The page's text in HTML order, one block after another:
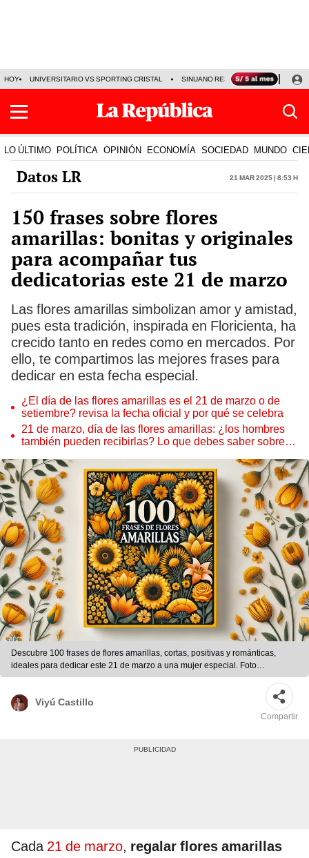
HOY UNIVERSITARIO VS SPORTING CRISTAL SINUANO RESULTADOS HOY
LO ÚLTIMO POLÍTICA OPINIÓN ECONOMÍA SOCIEDAD MUNDO
Datos LR 21 Mar 2025 | 8:53 h
150 frases sobre flores
amarillas: bonitas y originales
para acompañar tus
dedicatorias este 21 de marzo
Las flores amarillas simbolizan amor y amistad,
pues esta tradición, inspirada en Floricienta, ha
crecido tanto en redes como en mercados. Por
ello, te compartimos las mejores frases para
dedicar en esta fecha especial.
¿El día de las flores amarillas es el 21 de marzo o de
setiembre? revisa la fecha oficial y por qué se celebra
21 de marzo, día de las flores amarillas: ¿los hombres
también pueden recibirlas? Lo que debes saber sobre
Descubre 100 frases de flores amarillas, cortas, positivas y románticas,
ideales para dedicar este 21 de marzo a una mujer especial. Foto
Composición LR/IA
Viyú Castillo
Compartir
Cada 21 de marzo, regalar flores amarillas